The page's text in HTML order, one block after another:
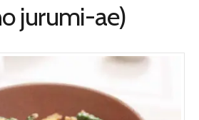
jurumi-ae)